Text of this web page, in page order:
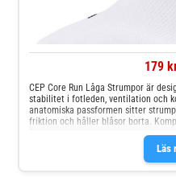
179
Läs
CEP Core Run Låga Strumpor är
stabilitet i fotleden, ventilation och
anatomiska passformen sitter
friktion och håller blåsor borta.